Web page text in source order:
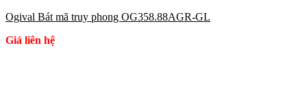
Ogival Bát mã truy phong OG358.88AGR-GL
Giá liên hệ